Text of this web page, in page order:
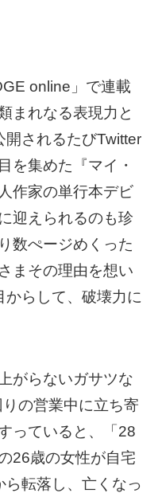
online」で連載
まれなる表現力と
されるたびTwitter
を集めた『マイ・
作家の単行本デビ
迎えられるのも珍
数ぺージめくった
まその理由を想い
らして、破壊力に
がらないガサツな
の営業中に立ち寄
っていると、「28
26歳の女性が自宅
転落し、亡くなっ